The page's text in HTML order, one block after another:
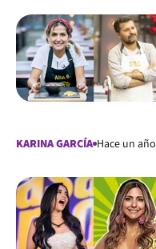
KARINA GARCÍA Hace un año